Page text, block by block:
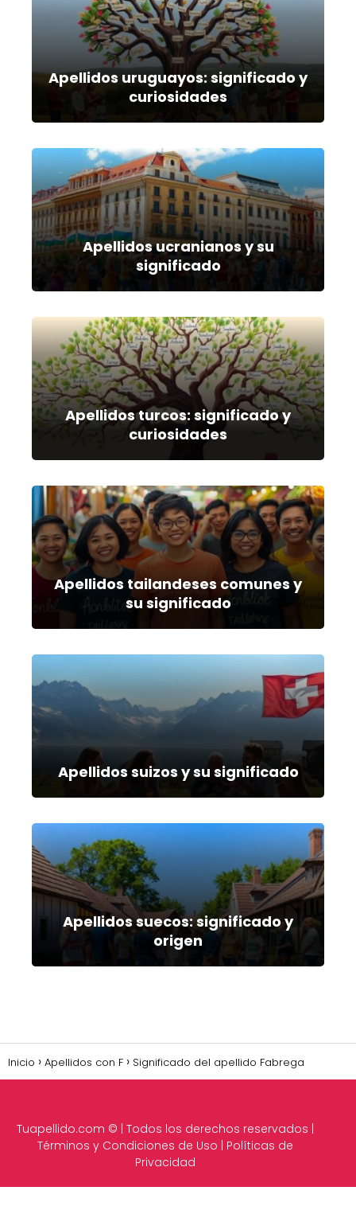
Apellidos uruguayos: significado y
curiosidades
Apellidos ucranianos y su
significado
Apellidos turcos: significado y
curiosidades
Apellidos tailandeses comunes y
su significado
Apellidos suizos y su significado
Apellidos suecos: significado y
origen
Inicio Apellidos con F Significado del apellido Fabrega
Tuapellido.com © | Todos los derechos reservados |
Términos y Condiciones de Uso
Políticas de
Privacidad